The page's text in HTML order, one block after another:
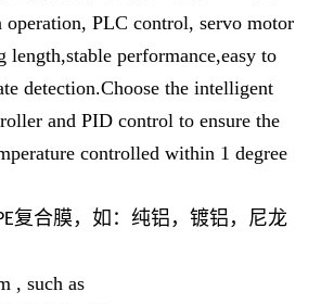
operation, PLC control, servo motor
length,stable performance,easy to
detection.Choose the intelligent
and PID control to ensure the
controlled within 1 degree
复合膜，如：纯铝，镀铝，尼龙
, such as